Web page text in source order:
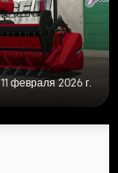
11 февраля 2026 г.